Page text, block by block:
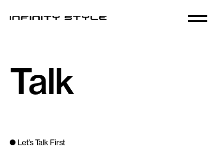
Talk
Let’s Talk First